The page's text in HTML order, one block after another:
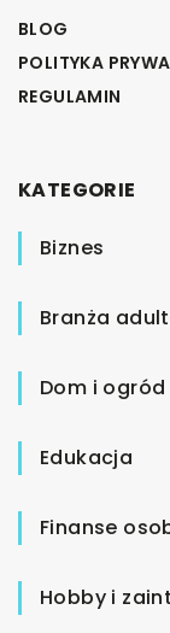
BLOG
POLITYKA
REGULAMIN
KATEGORIE
Biznes
Branża
Dom i ogród
Edukacja
Finanse
Hobby i